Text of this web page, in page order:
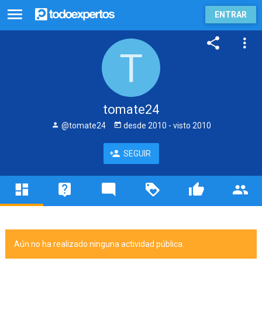
ENTRAR
tomate24
@tomate24 desde 2010 - visto 2010
SEGUIR
Aún no ha realizado ninguna actividad pública.